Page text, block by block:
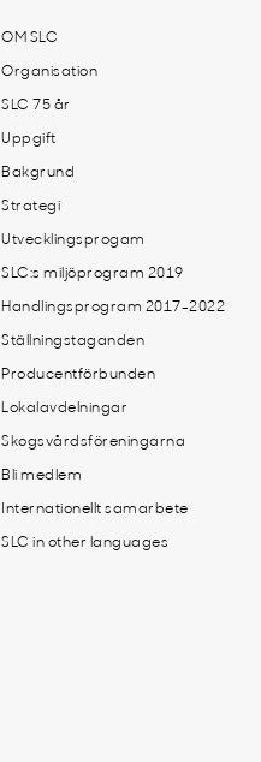
OM SLC
Organisation
SLC 75 år
Uppgift
Bakgrund
Strategi
Utvecklingsprogam
SLC:s miljöprogram 2019
Handlingsprogram 2017-2022
Ställningstaganden
Producentförbunden
Lokalavdelningar
Skogsvårdsföreningarna
Bli medlem
Internationellt samarbete
SLC in other languages